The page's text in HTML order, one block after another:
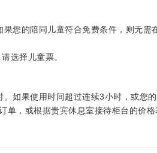
您的陪同儿童符合免费条件，则无需
选择儿童票。
如果使用时间超过连续3小时，或您
，或根据贵宾休息室接待柜台的价格